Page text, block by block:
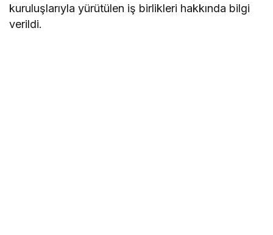
kuruluşlarıyla yürütülen iş birlikleri hakkında bilgi
verildi.